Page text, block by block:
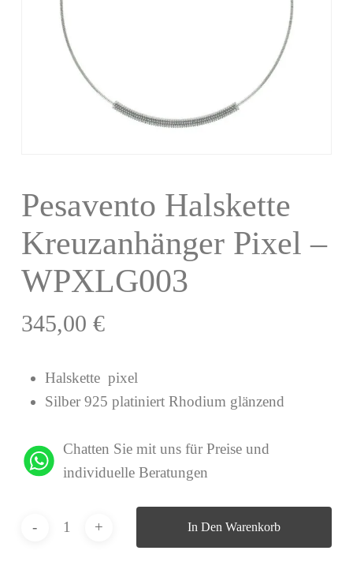
Pesavento Halskette
Kreuzanhänger Pixel –
WPXLG003
345,00 €
Halskette pixel
Silber 925 platiniert Rhodium glänzend
Chatten Sie mit uns für Preise und
individuelle Beratungen
In Den Warenkorb